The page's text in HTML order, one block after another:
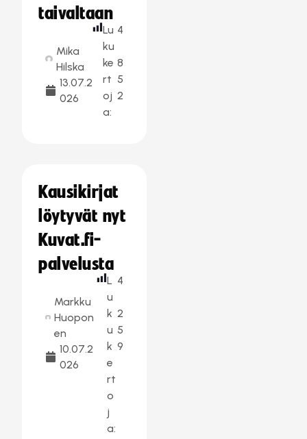
taivaltaan
Mika
Hilska
13.07.2
026
Lu
ku
ke
rt
oj
a:
4
8
5
2
Kausikirjat
löytyvät nyt
Kuvat.fi-
palvelusta
Markku
Huopon
en
10.07.2
026
L
u
k
u
k
e
rt
o
j
a:
4
2
5
9